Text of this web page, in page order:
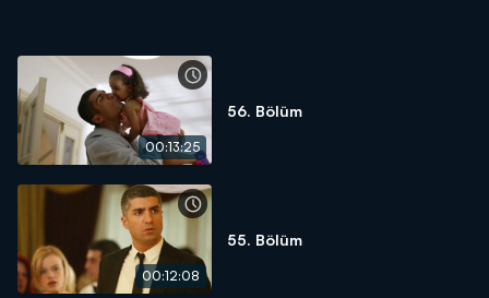
00:13:25
56. Bölüm
00:12:08
55. Bölüm